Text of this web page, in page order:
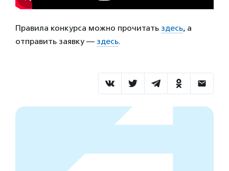
Правила конкурса можно прочитать здесь, а
отправить заявку — здесь.